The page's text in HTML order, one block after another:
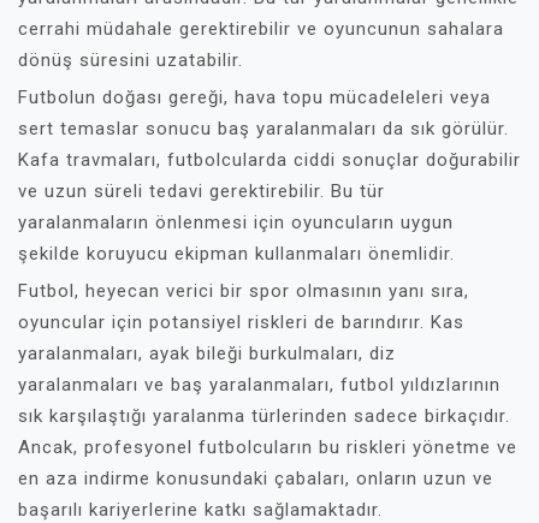
cerrahi müdahale gerektirebilir ve oyuncunun sahalara
dönüş süresini uzatabilir.
Futbolun doğası gereği, hava topu mücadeleleri veya
sert temaslar sonucu baş yaralanmaları da sık görülür.
Kafa travmaları, futbolcularda ciddi sonuçlar doğurabilir
ve uzun süreli tedavi gerektirebilir. Bu tür
yaralanmaların önlenmesi için oyuncuların uygun
şekilde koruyucu ekipman kullanmaları önemlidir.
Futbol, heyecan verici bir spor olmasının yanı sıra,
oyuncular için potansiyel riskleri de barındırır. Kas
yaralanmaları, ayak bileği burkulmaları, diz
yaralanmaları ve baş yaralanmaları, futbol yıldızlarının
sık karşılaştığı yaralanma türlerinden sadece birkaçıdır.
Ancak, profesyonel futbolcuların bu riskleri yönetme ve
en aza indirme konusundaki çabaları, onların uzun ve
başarılı kariyerlerine katkı sağlamaktadır.